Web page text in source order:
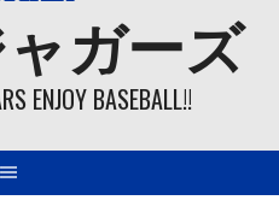
ガーズ
ENJOY BASEBALL!!